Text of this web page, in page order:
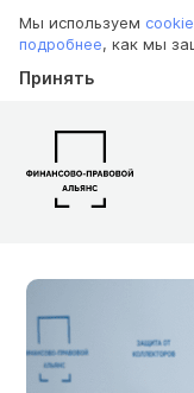
Мы используем cookie
подробнее, как мы
Принять